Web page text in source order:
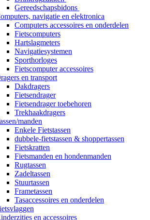
Gereedschapsbidons
navigatie en elektronica
Computers accessoires en onderdelen
Fietscomputers
Hartslagmeters
Navigatiesystemen
Sporthorloges
Fietscomputer accessoires
en transport
Dakdragers
Fietsendrager
Fietsendrager toebehoren
Trekhaakdragers
manden
Enkele Fietstassen
dubbele-fietstassen & shoppertassen
Fietskratten
Fietsmanden en hondenmanden
Rugtassen
Zadeltassen
Stuurtassen
Frametassen
Tasaccessoires en onderdelen
en accessoires